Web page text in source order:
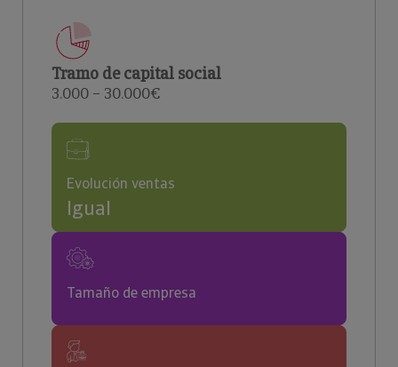
Tramo de capital social
3.000 – 30.000€
Evolución ventas
Igual
Tamaño de empresa